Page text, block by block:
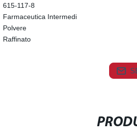
615-117-8
Farmaceutica Intermedi
Polvere
Raffinato